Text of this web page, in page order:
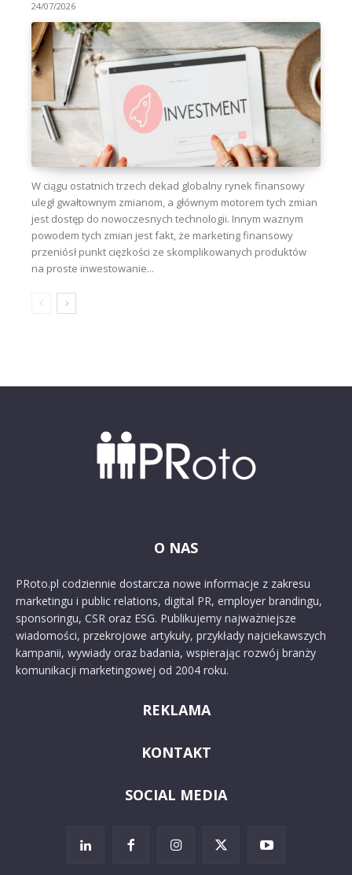
24/07/2026
W ciągu ostatnich trzech dekad globalny rynek finansowy
uległ gwałtownym zmianom, a głównym motorem tych zmian
jest dostęp do nowoczesnych technologii. Innym ważnym
powodem tych zmian jest fakt, że marketing finansowy
przeniósł punkt ciężkości ze skomplikowanych produktów
na proste inwestowanie...
O NAS
PRoto.pl codziennie dostarcza nowe informacje z zakresu
marketingu i public relations, digital PR, employer brandingu,
sponsoringu, CSR oraz ESG. Publikujemy najważniejsze
wiadomości, przekrojowe artykuły, przykłady najciekawszych
kampanii, wywiady oraz badania, wspierając rozwój branży
komunikacji marketingowej od 2004 roku.
REKLAMA
KONTAKT
SOCIAL MEDIA